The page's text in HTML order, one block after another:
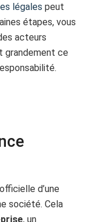
légales peut
étapes, vous
acteurs
grandement ce
d’une
société. Cela
, un